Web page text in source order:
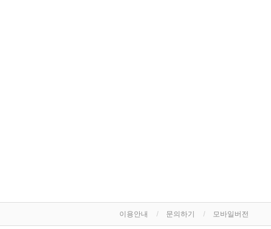
이용안내 문의하기 모바일버전